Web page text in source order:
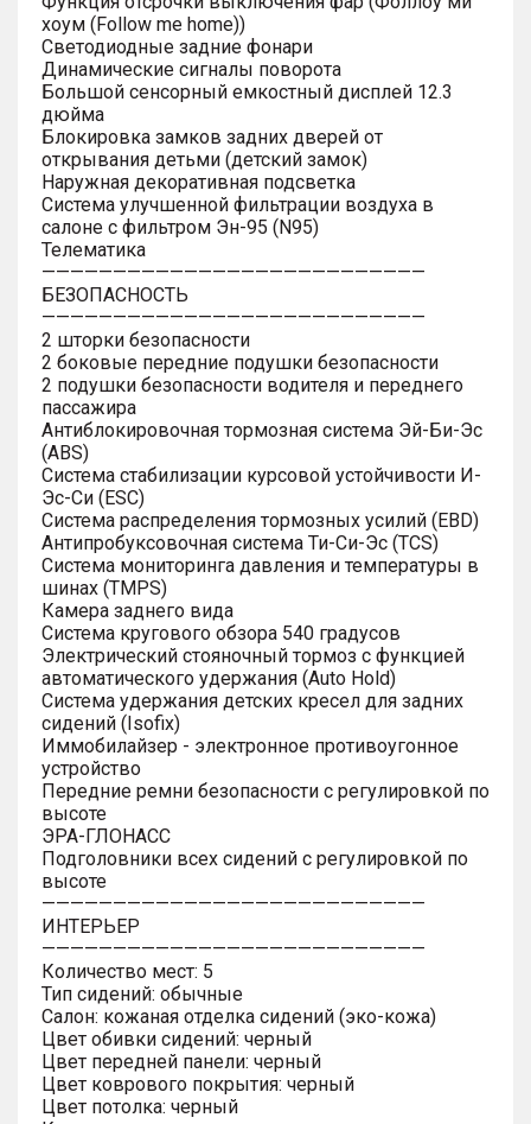
хоум (Follow me home))
Светодиодные задние фонари
Динамические сигналы поворота
Большой сенсорный емкостный дисплей 12.3
дюйма
Блокировка замков задних дверей от
открывания детьми (детский замок)
Наружная декоративная подсветка
Система улучшенной фильтрации воздуха в
салоне с фильтром Эн-95 (N95)
Телематика
———————————————————————————
БЕЗОПАСНОСТЬ
———————————————————————————
2 шторки безопасности
2 боковые передние подушки безопасности
2 подушки безопасности водителя и переднего
пассажира
Антиблокировочная тормозная система Эй-Би-Эс
(ABS)
Система стабилизации курсовой устойчивости И-
Эс-Си (ESC)
Система распределения тормозных усилий (EBD)
Антипробуксовочная система Ти-Си-Эс (TCS)
Система мониторинга давления и температуры в
шинах (TMPS)
Камера заднего вида
Система кругового обзора 540 градусов
Электрический стояночный тормоз с функцией
автоматического удержания (Auto Hold)
Система удержания детских кресел для задних
сидений (Isofix)
Иммобилайзер - электронное противоугонное
устройство
Передние ремни безопасности с регулировкой по
высоте
ЭРА-ГЛОНАСС
Подголовники всех сидений с регулировкой по
высоте
———————————————————————————
ИНТЕРЬЕР
———————————————————————————
Количество мест: 5
Тип сидений: обычные
Салон: кожаная отделка сидений (эко-кожа)
Цвет обивки сидений: черный
Цвет передней панели: черный
Цвет коврового покрытия: черный
Цвет потолка: черный